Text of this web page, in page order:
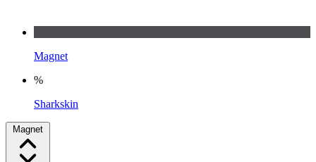
Magnet
%
Sharkskin
Magnet